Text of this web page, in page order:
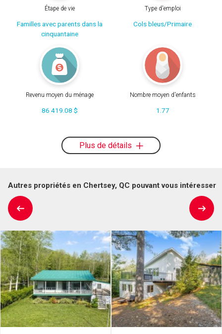
Étape de vie
Familles avec parents dans la
cinquantaine
Type d'emploi
Cols bleus/Primaire
Revenu moyen du ménage
86 419.08 $
Nombre moyen d'enfants
1.77
Plus de détails
Autres propriétés en Chertsey, QC pouvant vous intéresser